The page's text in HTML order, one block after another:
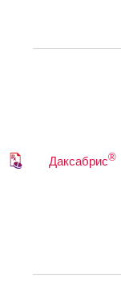
Даксабрис®